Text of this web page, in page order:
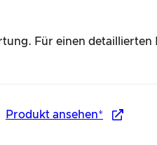
Für einen detaillierten
Produkt ansehen*